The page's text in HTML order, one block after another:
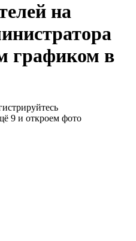
на
графиком в
9 и откроем фото